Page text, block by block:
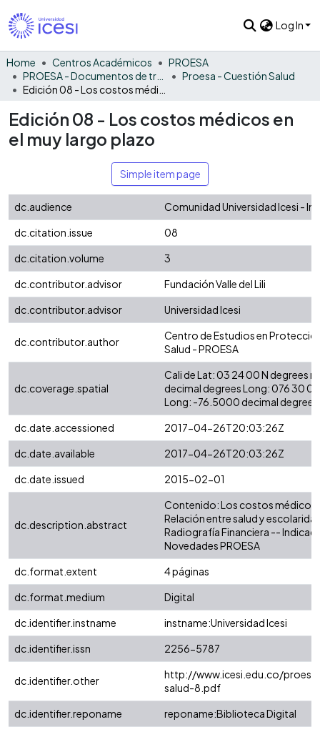
Log In
Home Centros Académicos
PROESA
Proesa - Cuestión Salud
Edición 08 - Los costos médicos en
el muy largo plazo
Simple item page
dc.audience
Comunidad Universidad Icesi -
dc.citation.issue
08
dc.citation.volume
3
dc.contributor.advisor
Fundación Valle del Lili
dc.contributor.advisor
Universidad Icesi
dc.contributor.author
Centro de Estudios en
Salud - PROESA
dc.coverage.spatial
Cali de Lat: 03 24 00 N degrees
decimal degrees Long: 076 30
Long: -76.5000 decimal
dc.date.accessioned
2017-04-26T20:03:26Z
dc.date.available
2017-04-26T20:03:26Z
dc.date.issued
2015-02-01
dc.description.abstract
Contenido: Los costos médicos
Relación entre salud y
Radiografía Financiera --
Novedades PROESA
dc.format.extent
4 páginas
dc.format.medium
Digital
dc.identifier.instname
instname:Universidad Icesi
dc.identifier.issn
2256-5787
dc.identifier.other
http://www.icesi.edu.co/
salud-8.pdf
dc.identifier.reponame
reponame:Biblioteca Digital